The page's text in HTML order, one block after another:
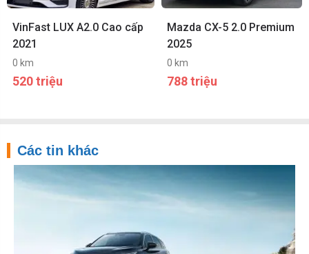
VinFast LUX A2.0 Cao cấp
2021
0 km
520 triệu
Mazda CX-5 2.0 Premium
2025
0 km
788 triệu
Các tin khác